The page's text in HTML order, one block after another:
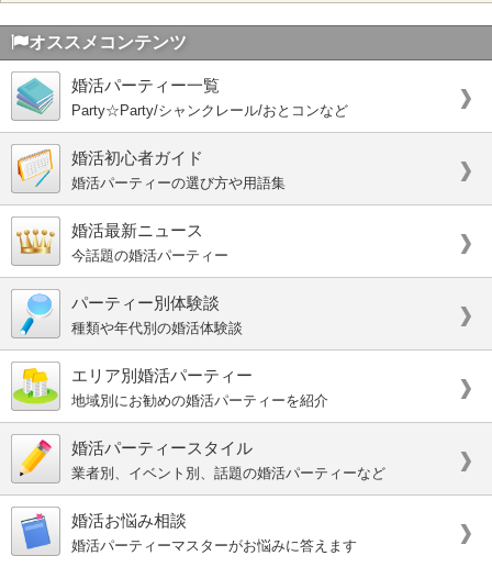
オススメコンテンツ
婚活パーティー一覧
Party☆Party/シャンクレール/おとコンなど
婚活初心者ガイド
婚活パーティーの選び方や用語集
婚活最新ニュース
今話題の婚活パーティー
パーティー別体験談
種類や年代別の婚活体験談
エリア別婚活パーティー
地域別にお勧めの婚活パーティーを紹介
婚活パーティースタイル
業者別、イベント別、話題の婚活パーティーなど
婚活お悩み相談
婚活パーティーマスターがお悩みに答えます